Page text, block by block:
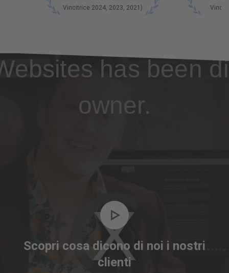
Vincitrice 2024, 2023, 2021)
Scopri cosa dicono di noi i nostri
clienti
Video
Player
is
loading.
has been
owner.